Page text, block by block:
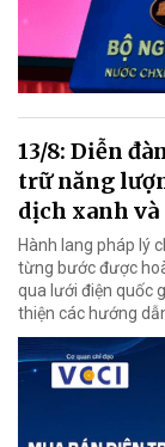
13/8: Diễn
trữ năng
dịch xanh
Hành lang pháp lý
từng bước được
qua lưới điện quốc
thiện các hướng